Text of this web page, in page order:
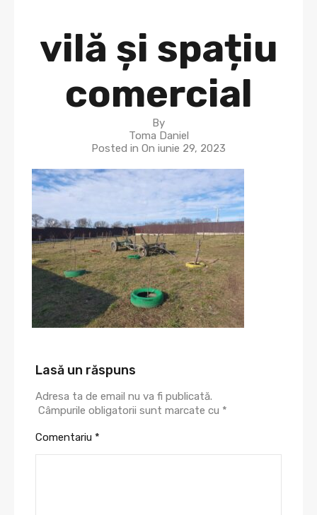
vilă și spațiu
comercial
By
Toma Daniel
Posted in On iunie 29, 2023
Lasă un răspuns
Adresa ta de email nu va fi publicată.
Câmpurile obligatorii sunt marcate cu *
Comentariu *